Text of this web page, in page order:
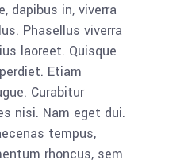
dapibus in, viverra
Phasellus viverra
laoreet. Quisque
Etiam
Curabitur
nisi. Nam eget dui.
tempus,
rhoncus, sem